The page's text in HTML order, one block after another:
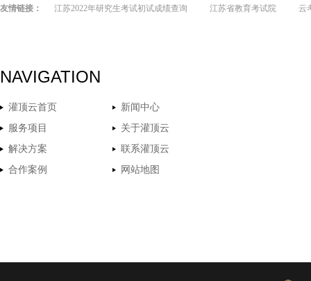
友情链接： 江苏2022年研究生考试初试成绩查询 江苏省教育考试院 云
NAVIGATION
灌顶云首页
新闻中心
服务项目
关于灌顶云
解决方案
联系灌顶云
合作案例
网站地图